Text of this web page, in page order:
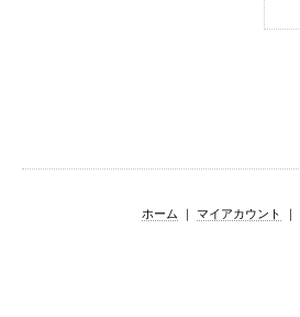
ホーム ｜ マイアカウント ｜